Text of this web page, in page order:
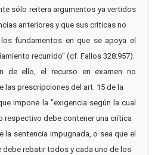
sólo reitera argumentos ya vertidos
anteriores y que sus críticas no
fundamentos en que se apoya el
recurrido" (cf. Fallos 328:957).
de ello, el recurso en examen no
las prescripciones del art. 15 de la
impone la "exigencia según la cual
respectivo debe contener una crítica
la sentencia impugnada, o sea que el
debe rebatir todos y cada uno de los